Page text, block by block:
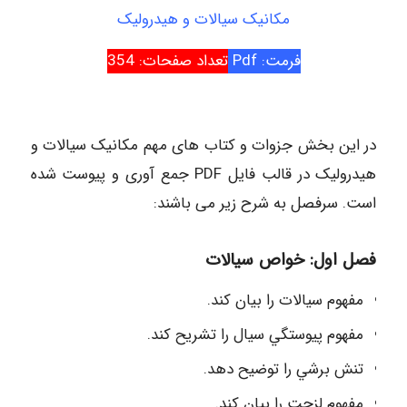
مکانیک سیالات و هیدرولیک
فرمت: Pdf
تعداد صفحات: 354
در این بخش جزوات و کتاب های مهم مکانیک سیالات و
هیدرولیک در قالب فایل PDF جمع آوری و پیوست شده
است. سرفصل به شرح زیر می باشند:
فصل اول: خواص سیالات
مفهوم سيالات را بيان كند.
مفهوم پيوستگي سيال را تشريح كند.
تنش برشي را توضيح دهد.